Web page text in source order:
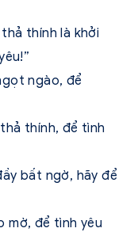
thính là khởi
ngào, để
thính, để tình
bất ngờ, hãy để
mờ, để tình yêu